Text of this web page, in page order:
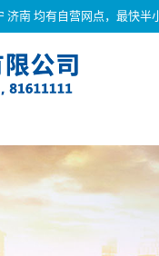
南 均有自营网点，最快半